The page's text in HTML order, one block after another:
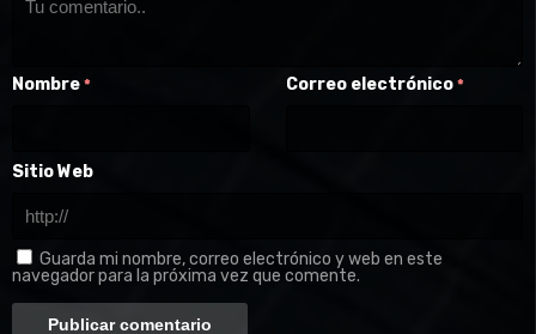
Nombre * Correo electrónico *
Sitio Web
Guarda mi nombre, correo electrónico y web en este
navegador para la próxima vez que comente.